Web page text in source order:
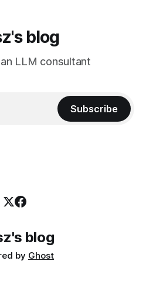
blog
LLM consultant
Subscribe
blog
by Ghost